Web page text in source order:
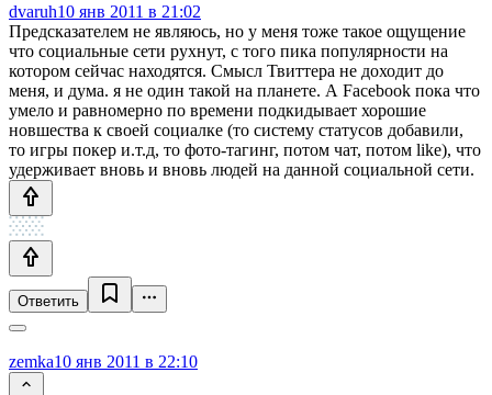
dvaruh10 янв 2011 в 21:02
Предсказателем не являюсь, но у меня тоже такое ощущение
что социальные сети рухнут, с того пика популярности на
котором сейчас находятся. Смысл Твиттера не доходит до
меня, и дума. я не один такой на планете. А Facebook пока что
умело и равномерно по времени подкидывает хорошие
новшества к своей социалке (то систему статусов добавили,
то игры покер и.т.д, то фото-тагинг, потом чат, потом like), что
удерживает вновь и вновь людей на данной социальной сети.
Ответить
zemka10 янв 2011 в 22:10